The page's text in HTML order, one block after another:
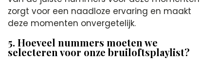
zorgt voor een naadloze ervaring en maakt
deze momenten onvergetelijk.
5. Hoeveel nummers moeten we
selecteren voor onze bruiloftsplaylist?